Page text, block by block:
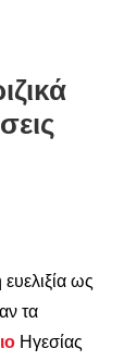
ως
τα
Ηγεσίας